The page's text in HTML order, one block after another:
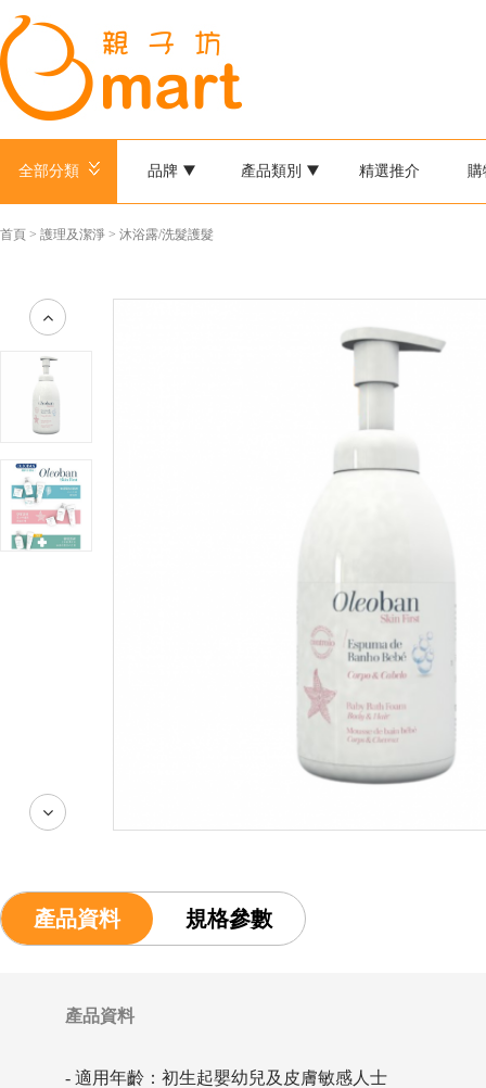
全部分類 品牌 產品類別 精選推介 購
首頁 > 護理及潔淨 > 沐浴露/洗髮護髮
產品資料 規格參數
產品資料
- 適用年齡：初生起嬰幼兒及皮膚敏感人士